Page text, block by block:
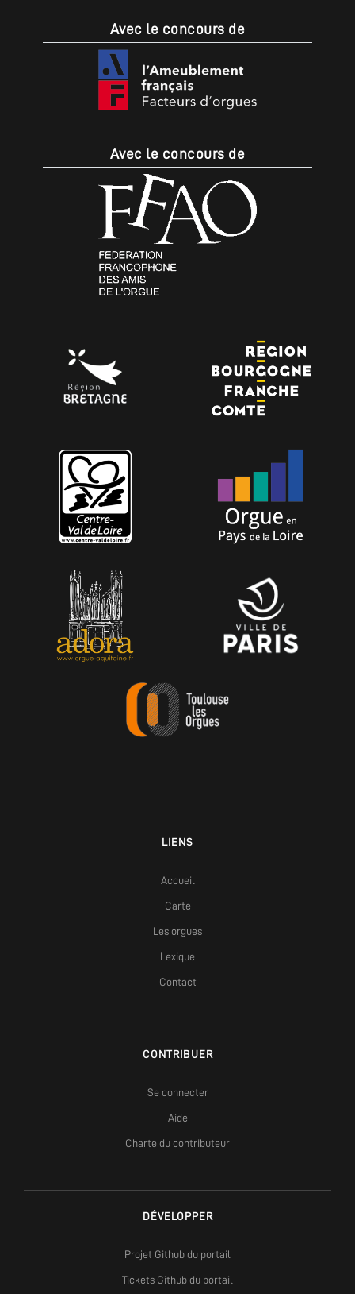
Avec le concours de
Avec le concours de
LIENS
Accueil
Carte
Les orgues
Lexique
Contact
CONTRIBUER
Se connecter
Aide
Charte du contributeur
DÉVELOPPER
Projet Github du portail
Tickets Github du portail